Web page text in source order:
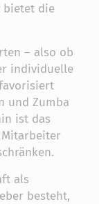
bietet die
– also ob
individuelle
und Zumba
ist das
als
besteht,